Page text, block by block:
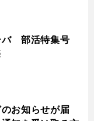
バ 部活特集号
お知らせが届